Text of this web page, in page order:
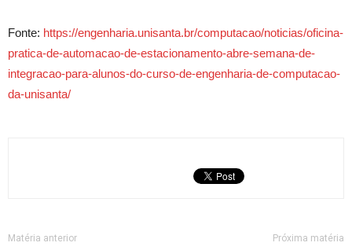
Fonte: https://engenharia.unisanta.br/computacao/noticias/oficina-
pratica-de-automacao-de-estacionamento-abre-semana-de-
integracao-para-alunos-do-curso-de-engenharia-de-computacao-
da-unisanta/
Matéria anterior Próxima matéria